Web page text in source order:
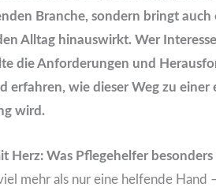
Branche, sondern bringt
Alltag hinauswirkt. Wer
die Anforderungen und
erfahren, wie dieser Weg zu einer
wird.
Herz: Was Pflegehelfer
mehr als nur eine helfende Hand